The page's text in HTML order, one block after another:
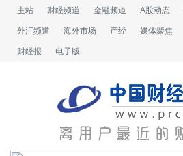
主站 财经频道 金融频道 A股动态
外汇频道 海外市场 产经 媒体聚焦
财经报 电子版